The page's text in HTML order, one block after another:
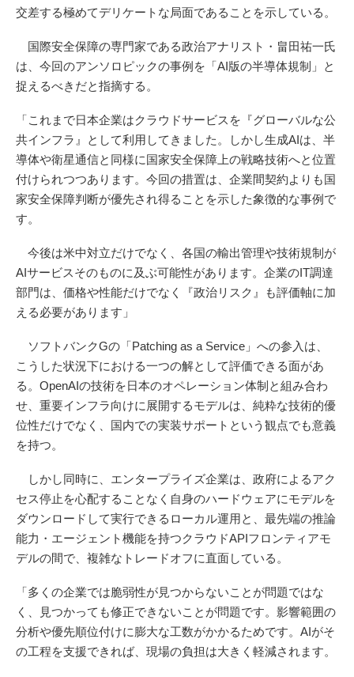
交差する極めてデリケートな局面であることを示している。
国際安全保障の専門家である政治アナリスト・畠田祐一氏
は、今回のアンソロピックの事例を「AI版の半導体規制」と
捉えるべきだと指摘する。
「これまで日本企業はクラウドサービスを『グローバルな公
共インフラ』として利用してきました。しかし生成AIは、半
導体や衛星通信と同様に国家安全保障上の戦略技術へと位置
付けられつつあります。今回の措置は、企業間契約よりも国
家安全保障判断が優先され得ることを示した象徴的な事例で
す。
今後は米中対立だけでなく、各国の輸出管理や技術規制が
AIサービスそのものに及ぶ可能性があります。企業のIT調達
部門は、価格や性能だけでなく『政治リスク』も評価軸に加
える必要があります」
ソフトバンクGの「Patching as a Service」への参入は、
こうした状況下における一つの解として評価できる面があ
る。OpenAIの技術を日本のオペレーション体制と組み合わ
せ、重要インフラ向けに展開するモデルは、純粋な技術的優
位性だけでなく、国内での実装サポートという観点でも意義
を持つ。
しかし同時に、エンタープライズ企業は、政府によるアク
セス停止を心配することなく自身のハードウェアにモデルを
ダウンロードして実行できるローカル運用と、最先端の推論
能力・エージェント機能を持つクラウドAPIフロンティアモ
デルの間で、複雑なトレードオフに直面している。
「多くの企業では脆弱性が見つからないことが問題ではな
く、見つかっても修正できないことが問題です。影響範囲の
分析や優先順位付けに膨大な工数がかかるためです。AIがそ
の工程を支援できれば、現場の負担は大きく軽減されます。